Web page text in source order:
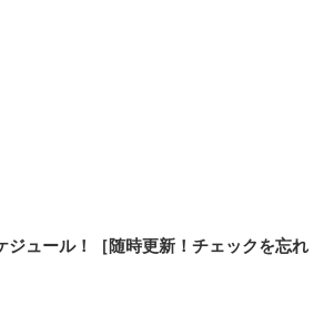
ュール！［随時更新！チェックを忘れ